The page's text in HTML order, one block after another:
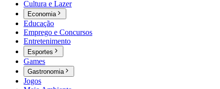
Cultura e Lazer
Economia
Educação
Emprego e Concursos
Entretenimento
Esportes
Games
Gastronomia
Jogos